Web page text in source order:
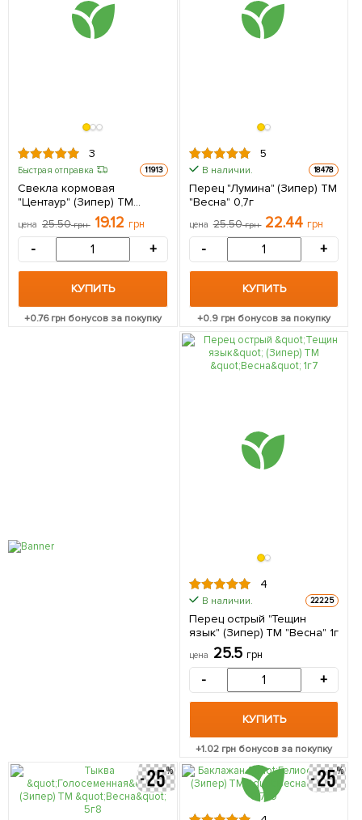
3
Быстрая отправка 11913
Свекла кормовая
"Центаур" (Зипер) ТМ
цена 25.50грн 19.12 грн
- +
КУПИТЬ
+0.76грн бонусов за покупку
5
В наличии. 18478
Перец "Лумина" (Зипер) ТМ
"Весна" 0,7г
цена 25.50грн 22.44 грн
- +
КУПИТЬ
+0.9грн бонусов за покупку
4
В наличии. 22225
Перец острый "Тещин
язык" (Зипер) ТМ "Весна" 1г
цена 25.5 грн
- +
КУПИТЬ
+1.02 грн бонусов за покупку